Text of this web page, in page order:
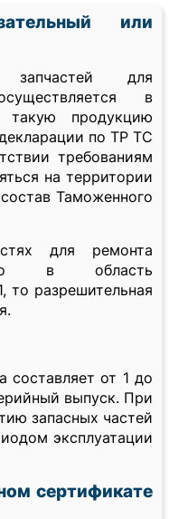
или
запчастей для
в
такую продукцию
по ТР ТС
требованиям
на территории
Таможенного
для ремонта
в область
то разрешительная
составляет от 1 до
выпуск. При
запасных частей
эксплуатации
сертификате